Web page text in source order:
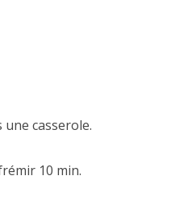
une casserole.
10 min.